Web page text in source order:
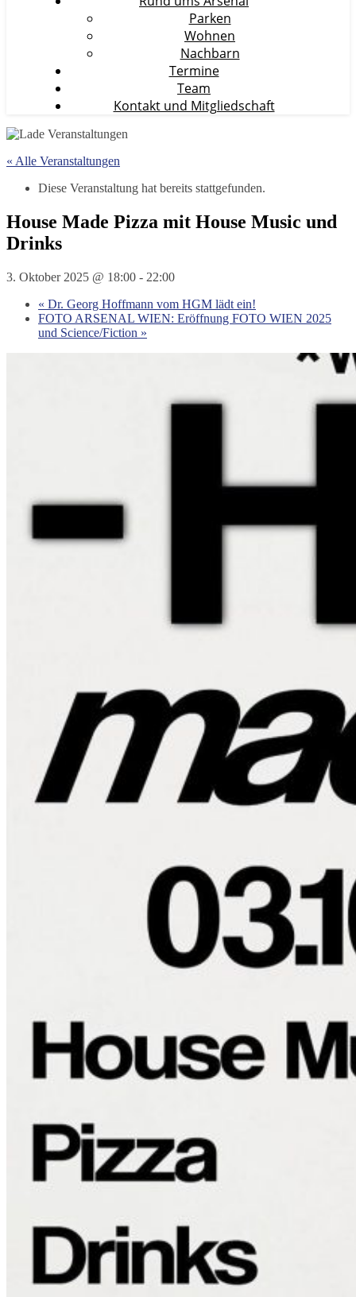
Parken
Wohnen
Nachbarn
Termine
Team
Kontakt und Mitgliedschaft
« Alle Veranstaltungen
Diese Veranstaltung hat bereits stattgefunden.
House Made Pizza mit House Music und
Drinks
3. Oktober 2025 @ 18:00 - 22:00
« Dr. Georg Hoffmann vom HGM lädt ein!
FOTO ARSENAL WIEN: Eröffnung FOTO WIEN 2025
und Science/Fiction »